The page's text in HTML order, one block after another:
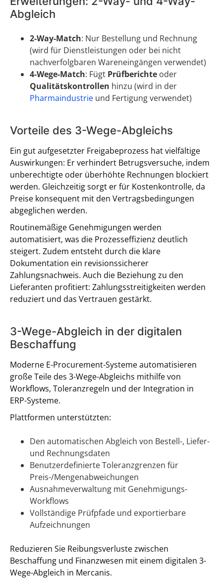
Abgleich
2-Way-Match: Nur Bestellung und Rechnung
(wird für Dienstleistungen oder bei nicht
nachverfolgbaren Wareneingängen verwendet)
4-Wege-Match: Fügt Prüfberichte oder
Qualitätskontrollen hinzu (wird in der
Pharmaindustrie und Fertigung verwendet)
Vorteile des 3-Wege-Abgleichs
Ein gut aufgesetzter Freigabeprozess hat vielfältige
Auswirkungen: Er verhindert Betrugsversuche, indem
unberechtigte oder überhöhte Rechnungen blockiert
werden. Gleichzeitig sorgt er für Kostenkontrolle, da
Preise konsequent mit den Vertragsbedingungen
abgeglichen werden.
Routinemäßige Genehmigungen werden
automatisiert, was die Prozesseffizienz deutlich
steigert. Zudem entsteht durch die klare
Dokumentation ein revisionssicherer
Zahlungsnachweis. Auch die Beziehung zu den
Lieferanten profitiert: Zahlungsstreitigkeiten werden
reduziert und das Vertrauen gestärkt.
3-Wege-Abgleich in der digitalen
Beschaffung
Moderne E-Procurement-Systeme automatisieren
große Teile des 3-Wege-Abgleichs mithilfe von
Workflows, Toleranzregeln und der Integration in
ERP-Systeme.
Plattformen unterstützten:
Den automatischen Abgleich von Bestell-, Liefer-
und Rechnungsdaten
Benutzerdefinierte Toleranzgrenzen für
Preis-/Mengenabweichungen
Ausnahmeverwaltung mit Genehmigungs-
Workflows
Vollständige Prüfpfade und exportierbare
Aufzeichnungen
Reduzieren Sie Reibungsverluste zwischen
Beschaffung und Finanzwesen mit einem digitalen 3-
Wege-Abgleich in Mercanis.